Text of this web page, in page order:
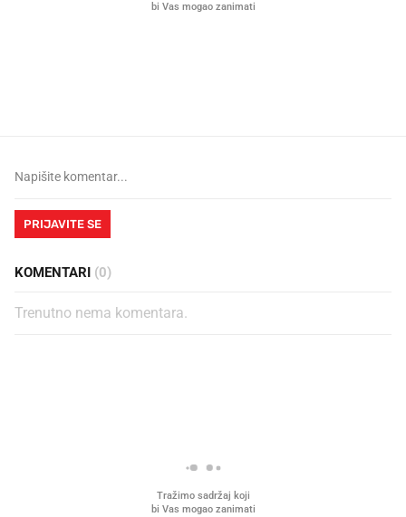
PRIJAVITE SE
KOMENTARI (0)
Trenutno nema komentara.